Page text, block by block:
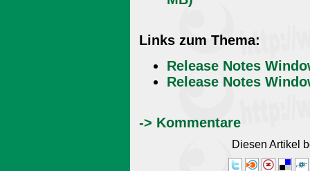
Links zum Thema:
Release Notes
Release Notes
-> Kommentare
Diesen Artikel